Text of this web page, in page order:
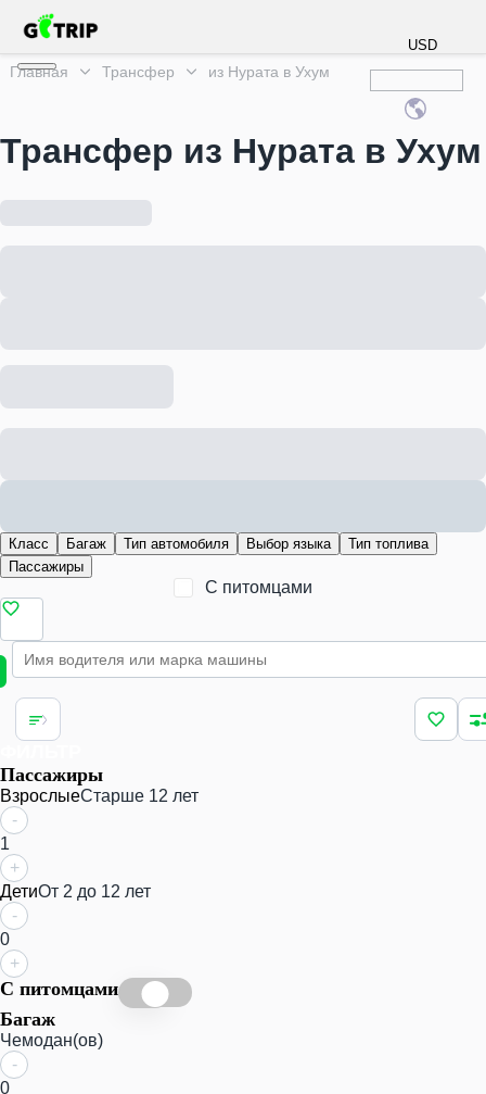
USD
Главная Трансфер из Нурата в Ухум
Трансфер из Нурата в Ухум
Класс Багаж Тип автомобиля Выбор языка
Тип топлива
Пассажиры
С питомцами
Пассажиры
ВзрослыеСтарше 12 лет
-
1
+
ДетиОт 2 до 12 лет
-
0
+
С питомцами
Багаж
Чемодан(ов)
-
0